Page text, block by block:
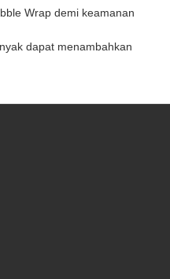
Wrap demi keamanan
dapat menambahkan